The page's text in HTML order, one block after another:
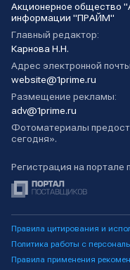
Акционерное общество
информации "ПРАЙМ"
Главный редактор:
Карнова Н.Н.
Адрес электронной
website@1prime.ru
Размещение рекламы:
adv@1prime.ru
Фотоматериалы
сегодня».
Регистрация на портале
Правила цитирования и
Политика работы с
Правила применения